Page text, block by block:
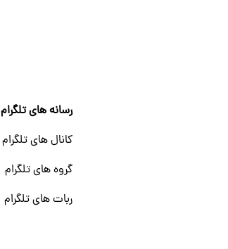
رسانه های تلگرام
کانال های تلگرام
گروه های تلگرام
ربات های تلگرام